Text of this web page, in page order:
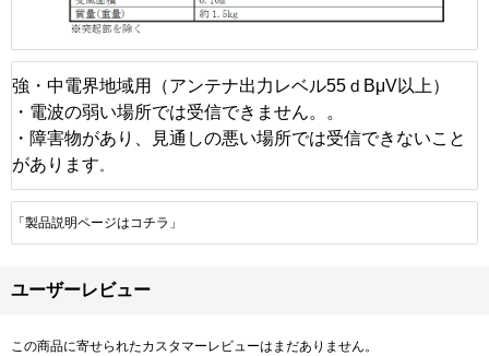
強・中電界地域用（アンテナ出力レベル55ｄBμV以上）
・電波の弱い場所では受信できません。。
・障害物があり、見通しの悪い場所では受信できないこと
があります 。
「製品説明ページはコチラ」
ユーザーレビュー
この商品に寄せられたカスタマーレビューはまだありません。